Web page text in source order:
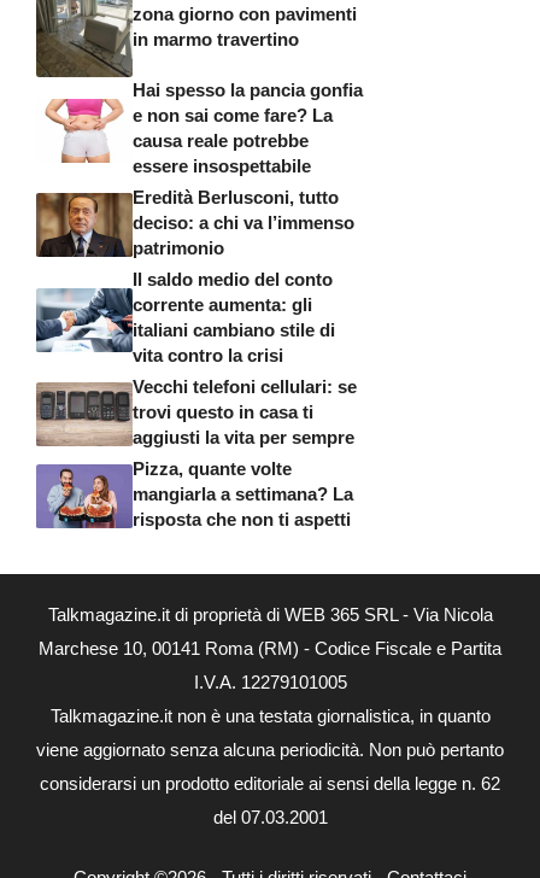
zona giorno con pavimenti
in marmo travertino
Hai spesso la pancia gonfia
e non sai come fare? La
causa reale potrebbe
essere insospettabile
Eredità Berlusconi, tutto
deciso: a chi va l’immenso
patrimonio
Il saldo medio del conto
corrente aumenta: gli
italiani cambiano stile di
vita contro la crisi
Vecchi telefoni cellulari: se
trovi questo in casa ti
aggiusti la vita per sempre
Pizza, quante volte
mangiarla a settimana? La
risposta che non ti aspetti
Talkmagazine.it di proprietà di WEB 365 SRL - Via Nicola
Marchese 10, 00141 Roma (RM) - Codice Fiscale e Partita
I.V.A. 12279101005
Talkmagazine.it non è una testata giornalistica, in quanto
viene aggiornato senza alcuna periodicità. Non può pertanto
considerarsi un prodotto editoriale ai sensi della legge n. 62
del 07.03.2001